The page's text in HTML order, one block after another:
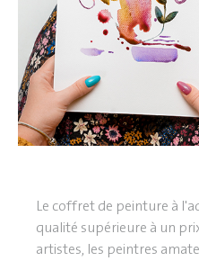
Le coffret de peinture à
qualité supérieure à un
artistes, les peintres